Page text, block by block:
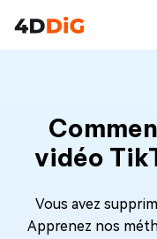
vidéo
Vous avez
Apprenez nos